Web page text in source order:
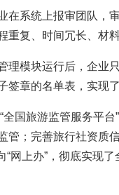
系统上报审团队，
复、时间冗长、材
模块运行后，企业
章的名单表，实现了
旅游监管服务平台
管；完善旅行社资质
“网上办”，彻底实现